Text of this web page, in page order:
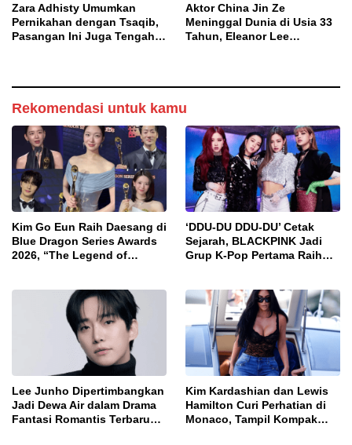
Zara Adhisty Umumkan
Pernikahan dengan Tsaqib,
Pasangan Ini Juga Tengah
Aktor China Jin Ze
Meninggal Dunia di Usia 33
Tahun, Eleanor Lee
Rekomendasi untuk kamu
Kim Go Eun Raih Daesang di
Blue Dragon Series Awards
2026, “The Legend of
‘DDU-DU DDU-DU’ Cetak
Sejarah, BLACKPINK Jadi
Grup K-Pop Pertama Raih
Lee Junho Dipertimbangkan
Jadi Dewa Air dalam Drama
Fantasi Romantis Terbaru
Kim Kardashian dan Lewis
Hamilton Curi Perhatian di
Monaco, Tampil Kompak